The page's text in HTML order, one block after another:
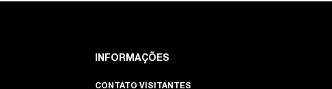
INFORMAÇÕES
CONTATO VISITANTES